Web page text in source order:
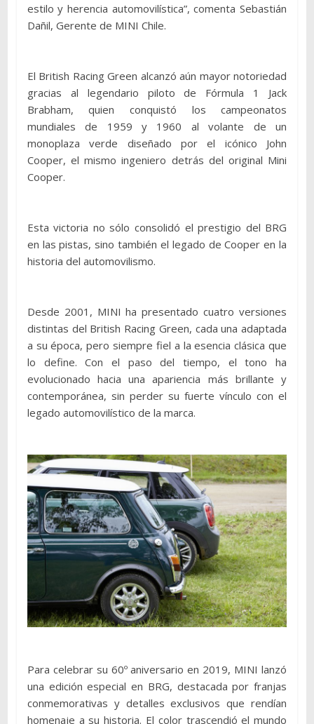
estilo y herencia automovilística”, comenta Sebastián
Dañil, Gerente de MINI Chile.
El British Racing Green alcanzó aún mayor notoriedad
gracias al legendario piloto de Fórmula 1 Jack
Brabham, quien conquistó los campeonatos
mundiales de 1959 y 1960 al volante de un
monoplaza verde diseñado por el icónico John
Cooper, el mismo ingeniero detrás del original Mini
Cooper.
Esta victoria no sólo consolidó el prestigio del BRG
en las pistas, sino también el legado de Cooper en la
historia del automovilismo.
Desde 2001, MINI ha presentado cuatro versiones
distintas del British Racing Green, cada una adaptada
a su época, pero siempre fiel a la esencia clásica que
lo define. Con el paso del tiempo, el tono ha
evolucionado hacia una apariencia más brillante y
contemporánea, sin perder su fuerte vínculo con el
legado automovilístico de la marca.
Para celebrar su 60º aniversario en 2019, MINI lanzó
una edición especial en BRG, destacada por franjas
conmemorativas y detalles exclusivos que rendían
homenaje a su historia. El color trascendió el mundo